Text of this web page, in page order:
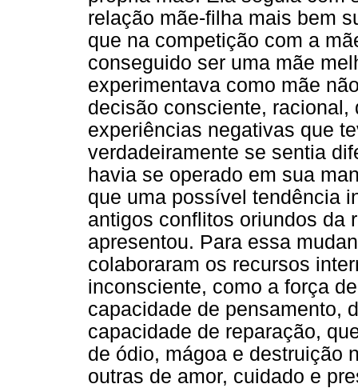
relação mãe-filha mais bem
que na competição com a
conseguido ser uma mãe
experimentava como mãe
decisão consciente,
experiências negativas que
verdadeiramente se sentia
havia se operado em sua
que uma possível tendência
antigos conflitos oriundos da
apresentou. Para essa
colaboraram os recursos
inconsciente, como a força
capacidade de pensamento,
capacidade de reparação,
de ódio, mágoa e destruição
outras de amor, cuidado e